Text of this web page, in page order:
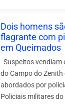
Dois homens
flagrante com
em Queimados
Suspeitos vendiam
do Campo do
abordados por
Policiais militares do